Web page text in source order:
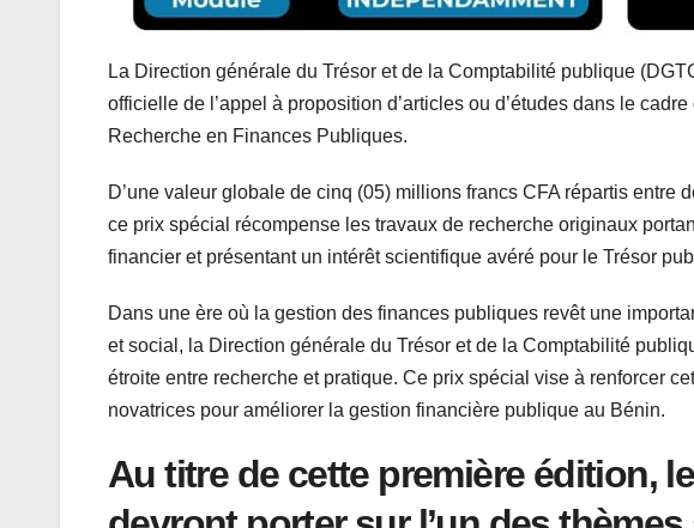
La Direction générale du Trésor et de la Comptabilité publique
officielle de l’appel à proposition d’articles ou d’études dans le
Recherche en Finances Publiques.
D’une valeur globale de cinq (05) millions francs CFA répartis entre
ce prix spécial récompense les travaux de recherche originaux
financier et présentant un intérêt scientifique avéré pour le Trésor
Dans une ère où la gestion des finances publiques revêt une
et social, la Direction générale du Trésor et de la Comptabilité
étroite entre recherche et pratique. Ce prix spécial vise à renforcer
novatrices pour améliorer la gestion financière publique au Bénin.
Au titre de cette première édition,